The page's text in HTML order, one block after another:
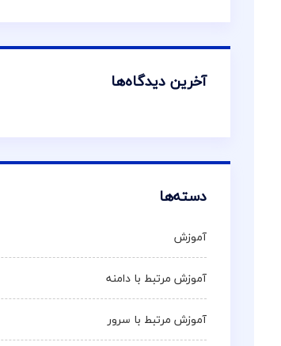
آخرین دیدگاه‌ها
دسته‌ها
آموزش
آموزش مرتبط با دامنه
آموزش مرتبط با سرور